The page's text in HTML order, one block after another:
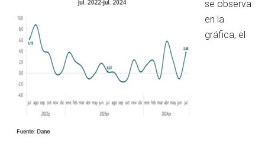
se observa
en la
gráfica, el